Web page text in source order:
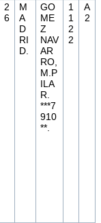
2
6
M
A
D
RI
D.
GO
ME
Z
NAV
AR
RO,
M.P
ILA
R.
***7
910
**.
1
1
2
2
A
2